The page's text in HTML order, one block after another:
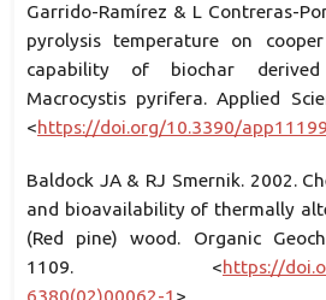
Garrido-Ramírez & L Contreras-
pyrolysis temperature on
capability of biochar
Macrocystis pyrifera. Applied
<https://doi.org/10.3390/
Baldock JA & RJ Smernik. 2002.
and bioavailability of thermally
(Red pine) wood. Organic
1109. <https://